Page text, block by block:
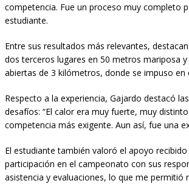
competencia. Fue un proceso muy completo
estudiante.
Entre sus resultados más relevantes,
dos terceros lugares en 50 metros mariposa
abiertas de 3 kilómetros, donde se impuso en
Respecto a la experiencia, Gajardo destacó
desafíos: “El calor era muy fuerte, muy
competencia más exigente. Aun así, fue una
El estudiante también valoró el apoyo
participación en el campeonato con sus
asistencia y evaluaciones, lo que me permitió